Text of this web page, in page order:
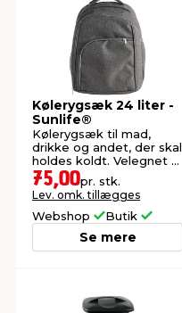
Kølerygsæk 24 liter -
Sunlife®
Kølerygsæk til mad,
drikke og andet, der skal
holdes koldt. Velegnet til
udflugter. Kapacitet: 24
liter.
75,00pr. stk.
Lev. omk. tillægges
Webshop Butik
Se mere